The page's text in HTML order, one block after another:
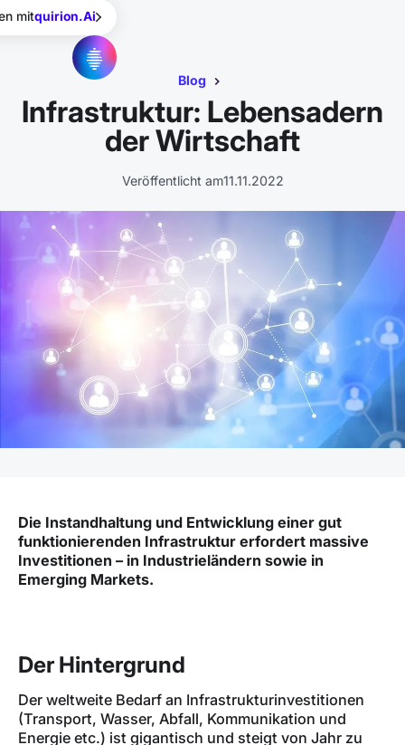
mitquirion.Ai
Blog
Infrastruktur: Lebensadern
der Wirtschaft
Veröffentlicht am11.11.2022
Die Instandhaltung und Entwicklung einer gut
funktionierenden Infrastruktur erfordert massive
Investitionen – in Industrieländern sowie in
Emerging Markets.
Der Hintergrund
Der weltweite Bedarf an Infrastrukturinvestitionen
(Transport, Wasser, Abfall, Kommunikation und
Energie etc.) ist gigantisch und steigt von Jahr zu